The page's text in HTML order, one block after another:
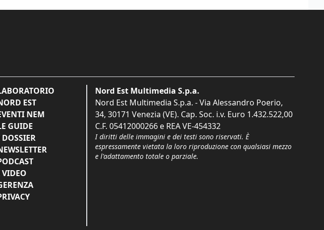
EST
NEM
GUIDE
Nord Est Multimedia S.p.a.
Nord Est Multimedia S.p.a. - Via Alessandro Poerio,
34, 30171 Venezia (VE). Cap. Soc. i.v. Euro 1.432.522,00
C.F. 05412000266 e REA VE-454332
I diritti delle immagini e dei testi sono riservati. È
espressamente vietata la loro riproduzione con qualsiasi mezzo
e l'adattamento totale o parziale.